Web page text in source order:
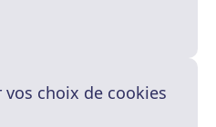
choix de cookies